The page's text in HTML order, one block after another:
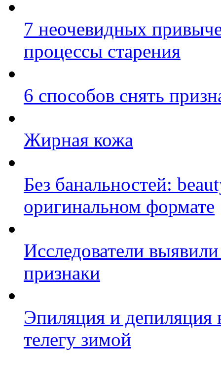
7 неочевидных
процессы старения
6 способов снять
Жирная кожа
Без банальностей:
оригинальном формате
Исследователи
признаки
Эпиляция и депиляция
телегу зимой